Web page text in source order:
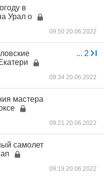
в
Урал о
09:50 20.06.2022
... 2
09:34 20.06.2022
мастера
09:21 20.06.2022
самолет
09:19 20.06.2022